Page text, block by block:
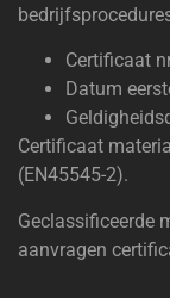
Certificaat
Datum
Certificaat
(EN45545-2).
Geclassificeerde
aanvragen